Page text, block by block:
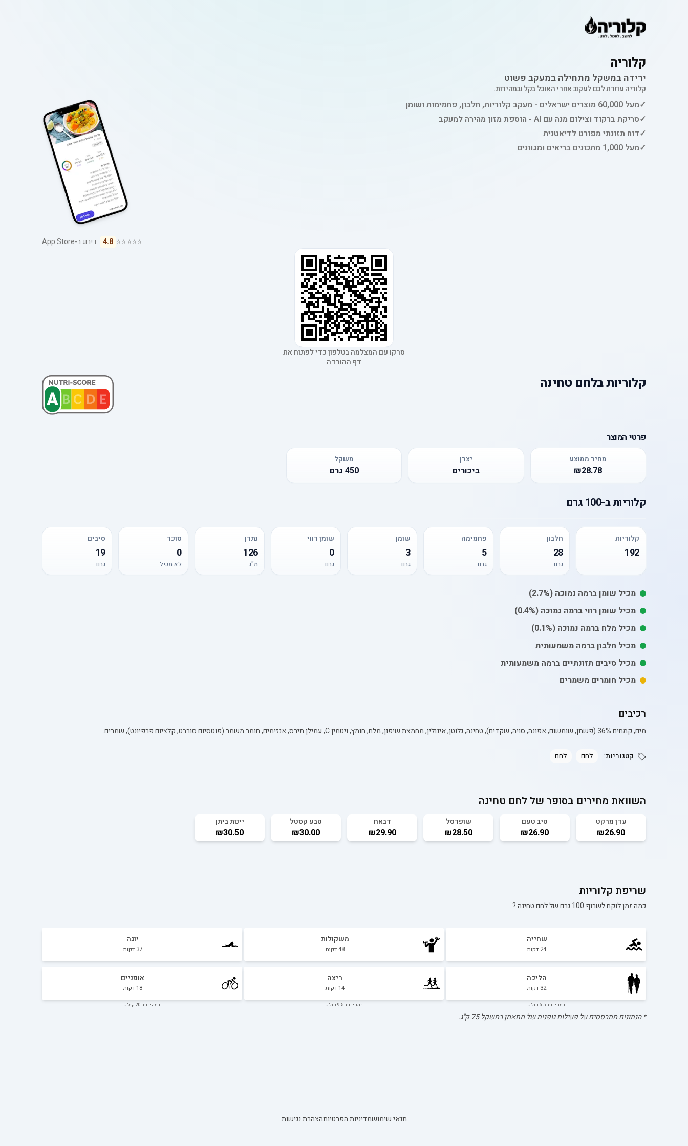
קלוריה
ירידה במשקל מתחילה במעקב פשוט
קלוריה עוזרת לכם לעקוב אחרי האוכל בקל ובמהירות.
✓מעל 60,000 מוצרים ישראלים - מעקב קלוריות, חלבון, פחמימות ושומן
✓סריקת ברקוד וצילום מנה עם AI - הוספת מזון מהירה למעקב
✓דוח תזונתי מפורט לדיאטנית
✓מעל 1,000 מתכונים בריאים ומגוונים
⭐⭐⭐⭐⭐
4.8 · דירוג ב-App Store
סרקו עם המצלמה בטלפון כדי לפתוח את
דף ההורדה
קלוריותבלחם טחינה
פרטי המוצר
מחיר ממוצע
₪28.78
יצרן
ביכורים
משקל
450 גרם
קלוריותב-100 גרם
קלוריות
192
חלבון
28
גרם
פחמימה
5
גרם
שומן
3
גרם
שומן רווי
0
גרם
נתרן
126
מ"ג
סוכר
0
לא מכיל
סיבים
19
גרם
מכיל שומןברמה נמוכה (2.7%)
מכיל שומן רוויברמה נמוכה (0.4%)
מכיל מלח ברמה נמוכה (0.1%)
מכיל חלבון ברמה משמעותית
מכיל סיבים תזונתיים ברמה משמעותית
מכיל חומרים משמרים
רכיבים
מים, קמחים 36% (פשתן, שומשום, אפונה, סויה, שקדים), טחינה, גלוטן, אינולין, מחמצת שיפון, מלח, חומץ, ויטמין C, עמילן תירס, אנזימים, חומר משמר (פוטסיום סורבט, קלציום פרפיונט), שמרים.
קטגוריות: לחם לחם
השוואת מחירים בסופר של לחם טחינה
עדן מרקט
₪26.90
טיב טעם
₪26.90
שופרסל
₪28.50
דבאח
₪29.90
טבע קסטל
₪30.00
יינות ביתן
₪30.50
שריפת קלוריות
כמה זמן לוקח לשרוף 100 גרם של לחם טחינה?
שחייה
24 דקות
משקולות
48דקות
יוגה
37 דקות
הליכה
32 דקות
במהירות: 6.5 קמ"ש
ריצה
14 דקות
במהירות: 9.5 קמ"ש
אופניים
18 דקות
במהירות: 20 קמ"ש
* הנתונים מתבססים על פעילות גופנית של מתאמן במשקל75ק"ג.
תנאי שימושמדיניות הפרטיותהצהרת נגישות